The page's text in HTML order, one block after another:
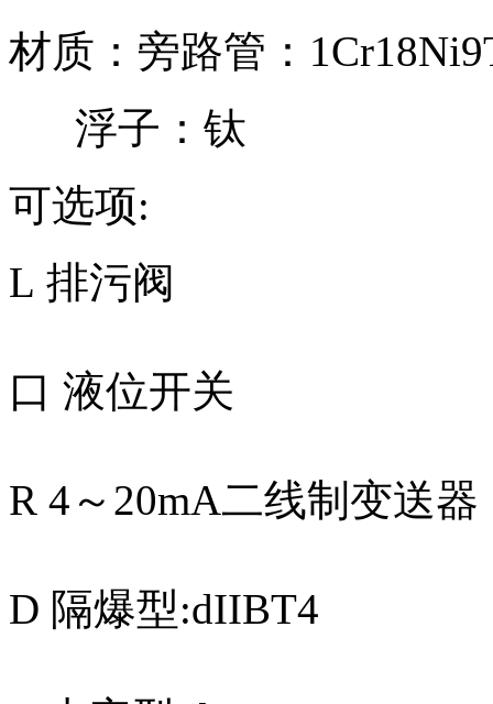
材质：旁路管：
浮子：钛
可选项:
L 排污阀
口 液位开关
R 4～20mA二线制变送器
D 隔爆型:dIIBT4